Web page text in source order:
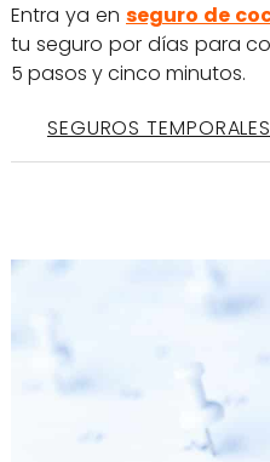
Entra ya en seguro de
tu seguro por días para
5 pasos y cinco minutos.
SEGUROS TEMPORALES